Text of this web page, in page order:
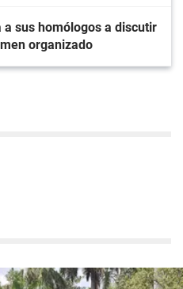
a sus homólogos a discutir
organizado